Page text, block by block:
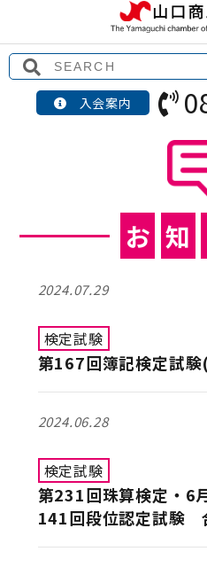
入会案内
お 知
2024.07.29
検定試験
第167回簿記検定試
2024.06.28
検定試験
第231回珠算検定・6
141回段位認定試験